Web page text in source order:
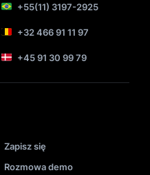
+55(11) 3197-2925
+32 466 91 11 97
+45 91 30 99 79
Zapisz się
Rozmowa demo